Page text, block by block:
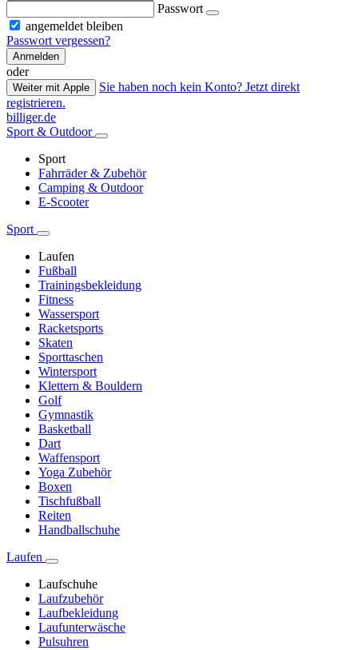
Passwort
angemeldet bleiben
Passwort vergessen?
Anmelden
oder
Weiter mit Apple
Sie haben noch kein Konto? Jetzt direkt
registrieren.
billiger.de
Sport & Outdoor
Sport
Fahrräder & Zubehör
Camping & Outdoor
E-Scooter
Sport
Laufen
Fußball
Trainingsbekleidung
Fitness
Wassersport
Racketsports
Skaten
Sporttaschen
Wintersport
Klettern & Bouldern
Golf
Gymnastik
Basketball
Dart
Waffensport
Yoga Zubehör
Boxen
Tischfußball
Reiten
Handballschuhe
Laufen
Laufschuhe
Laufzubehör
Laufbekleidung
Laufunterwäsche
Pulsuhren